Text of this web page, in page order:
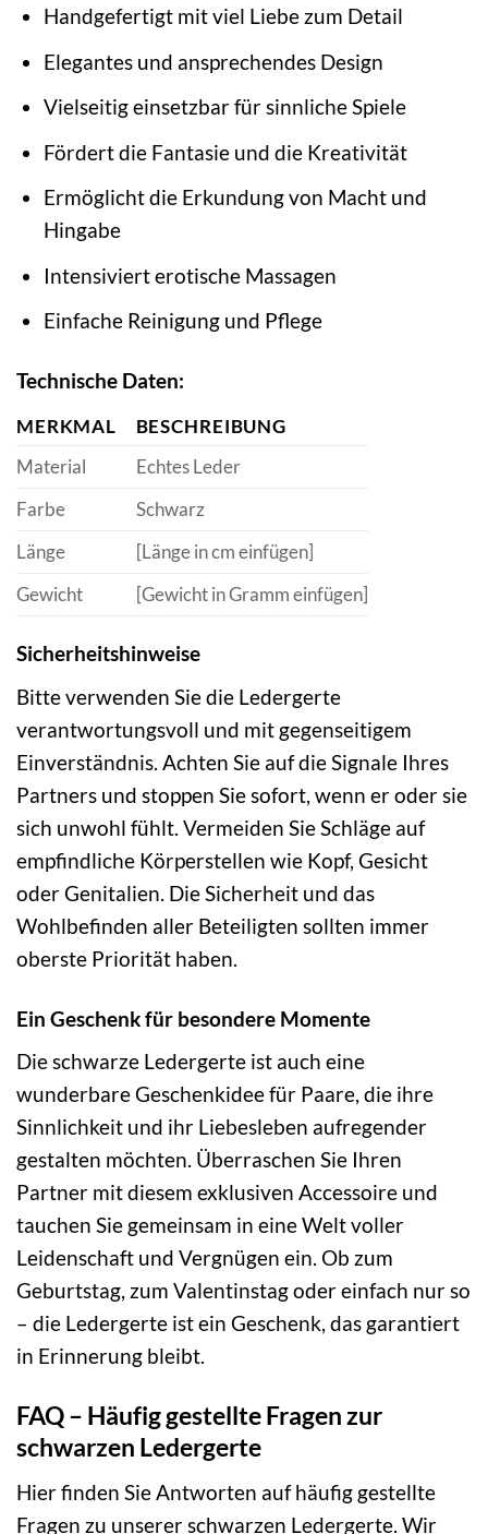
Handgefertigt mit viel Liebe zum Detail
Elegantes und ansprechendes Design
Vielseitig einsetzbar für sinnliche Spiele
Fördert die Fantasie und die Kreativität
Ermöglicht die Erkundung von Macht und
Hingabe
Intensiviert erotische Massagen
Einfache Reinigung und Pflege
Technische Daten:
MERKMAL
BESCHREIBUNG
Material
Echtes Leder
Farbe
Schwarz
Länge
[Länge in cm einfügen]
Gewicht
[Gewicht in Gramm einfügen]
Sicherheitshinweise
Bitte verwenden Sie die Ledergerte
verantwortungsvoll und mit gegenseitigem
Einverständnis. Achten Sie auf die Signale Ihres
Partners und stoppen Sie sofort, wenn er oder sie
sich unwohl fühlt. Vermeiden Sie Schläge auf
empfindliche Körperstellen wie Kopf, Gesicht
oder Genitalien. Die Sicherheit und das
Wohlbefinden aller Beteiligten sollten immer
oberste Priorität haben.
Ein Geschenk für besondere Momente
Die schwarze Ledergerte ist auch eine
wunderbare Geschenkidee für Paare, die ihre
Sinnlichkeit und ihr Liebesleben aufregender
gestalten möchten. Überraschen Sie Ihren
Partner mit diesem exklusiven Accessoire und
tauchen Sie gemeinsam in eine Welt voller
Leidenschaft und Vergnügen ein. Ob zum
Geburtstag, zum Valentinstag oder einfach nur so
– die Ledergerte ist ein Geschenk, das garantiert
in Erinnerung bleibt.
FAQ – Häufig gestellte Fragen zur
schwarzen Ledergerte
Hier finden Sie Antworten auf häufig gestellte
Fragen zu unserer schwarzen Ledergerte. Wir